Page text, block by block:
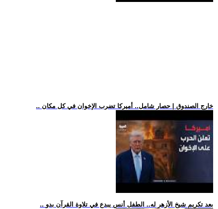
.. خارج الصندوق | حصار شامل.. أميركا تضرب الإخوان في كل مكان
.. بعد تكريم شيخ الأزهر له.. الطفل أنس يبدع في تلاوة القرآن بدو